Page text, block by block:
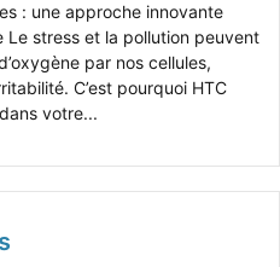
: une approche innovante
stress et la pollution peuvent
par nos cellules,
C’est pourquoi HTC
votre...